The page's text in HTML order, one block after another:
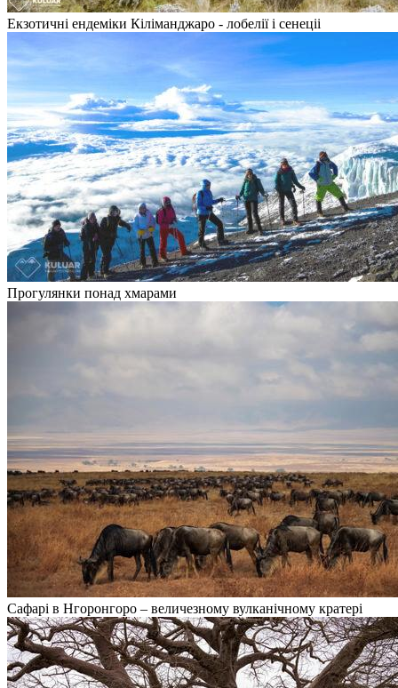
Екзотичні ендеміки Кіліманджаро - лобелії і сенеціі
Прогулянки понад хмарами
Сафарі в Нгоронгоро – величезному вулканічному кратері